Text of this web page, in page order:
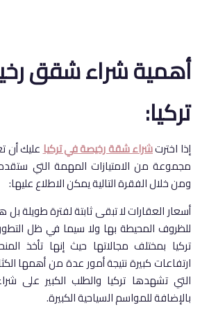
أهمية شراء شقق
تركيا:
إذا اخترتشراء شقة رخيصة في تركياعليك أن
مجموعة من الامتيازات المهمة التي ستقدم
ومن خلال الفقرة التالية يمكن الاطلاع عليها:
أسعار العقارات لا تبقى ثابتة لفترة طويلة
للظروف المحيطة بها ولا سيما في ظل
تركيا بمختلف مجالاتها حيث إنها تأخذ
ارتفاعات كبيرة نتيجة أمور عدة من أهمها
التي تشهدها تركيا والطلب الكبير على
بالإضافة للمواسم السياحية الكبيرة.